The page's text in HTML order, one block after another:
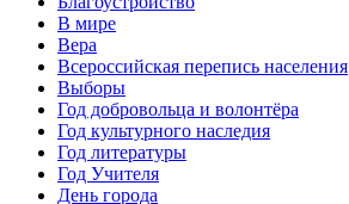
В мире
Вера
Всероссийская перепись населения
Выборы
Год добровольца и волонтёра
Год культурного наследия
Год литературы
Год Учителя
День города